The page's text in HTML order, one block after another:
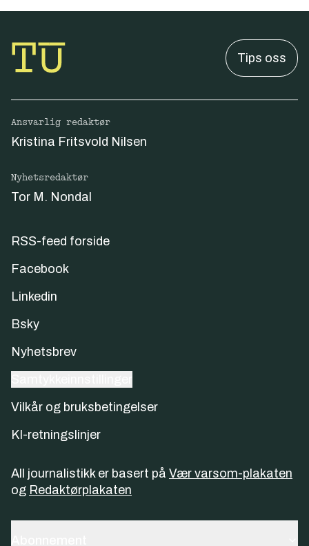
Tips oss
Ansvarlig redaktør
Kristina Fritsvold Nilsen
Nyhetsredaktør
Tor M. Nondal
RSS-feed forside
Facebook
Linkedin
Bsky
Nyhetsbrev
Vilkår og bruksbetingelser
KI-retningslinjer
All journalistikk er basert på Vær varsom-plakaten
og Redaktørplakaten